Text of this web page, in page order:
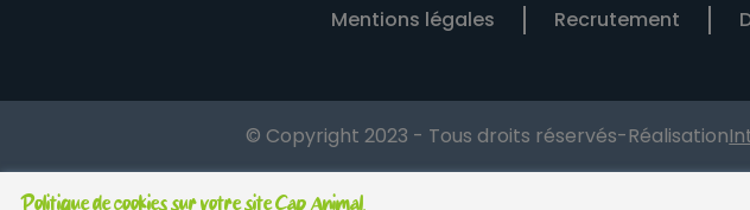
Politique de cookies sur votre site Cap Animal.
Mentions légales
Recrutement
© Copyright 2023 - Tous droits réservés-Réalisation